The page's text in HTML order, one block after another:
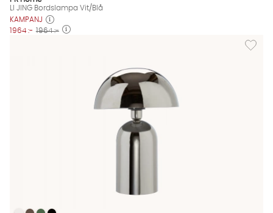
LI JING Bordslampa Vit/Blå
KAMPANJ
1964 :- 1964 :-
Lägg